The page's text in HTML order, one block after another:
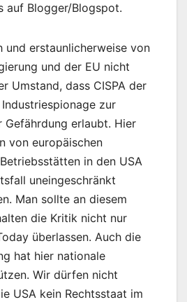
auf Blogger/Blogspot.
und erstaunlicherweise von
und der EU nicht
Umstand, dass CISPA der
zur
Gefährdung erlaubt. Hier
von europäischen
in den USA
uneingeschränkt
Man sollte an diesem
die Kritik nicht nur
überlassen. Auch die
hat hier nationale
Wir dürfen nicht
USA kein Rechtsstaat im